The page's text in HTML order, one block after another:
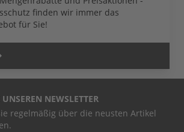
finden wir immer das
für Sie!
NEWSLETTER
regelmäßig über die neusten Artikel